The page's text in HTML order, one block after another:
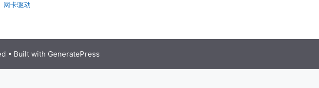
网卡驱动
• Built with GeneratePress